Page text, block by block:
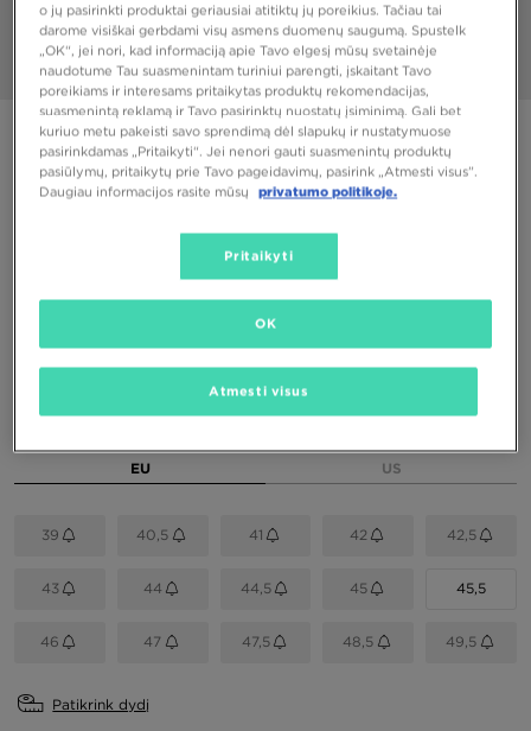
PUIKUS PASIŪLYMAS
NIKE DUNK HIGH RETRO
Spalva
EU US
39 40,5 41 42 42,5
43 44 44,5 45 45,5
46 47 47,5 48,5 49,5
Patikrink dydį
o jų pasirinkti produktai geriausiai atitiktų jų poreikius. Tačiau tai
darome visiškai gerbdami visų asmens duomenų saugumą. Spustelk
„OK“, jei nori, kad informaciją apie Tavo elgesį mūsų svetainėje
naudotume Tau suasmenintam turiniui parengti, įskaitant Tavo
poreikiams ir interesams pritaikytas produktų rekomendacijas,
suasmenintą reklamą ir Tavo pasirinktų nuostatų įsiminimą. Gali bet
kuriuo metu pakeisti savo sprendimą dėl slapukų ir nustatymuose
pasirinkdamas „Pritaikyti“. Jei nenori gauti suasmenintų produktų
pasiūlymų, pritaikytų prie Tavo pageidavimų, pasirink „Atmesti visus”.
Daugiau informacijos rasite mūsų
privatumo politikoje.
Pritaikyti
Atmesti visus
OK